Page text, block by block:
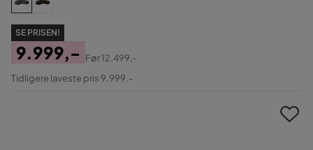
SE PRISEN!
Pris
9.999,-
Original
Før12.499,-
Tidligere laveste pris 9.999,-